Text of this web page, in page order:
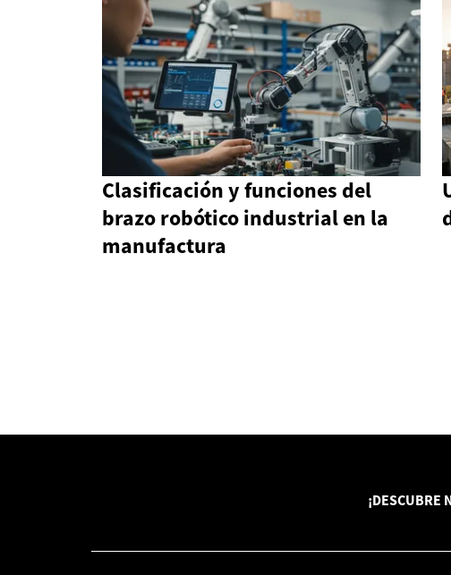
Clasificación y funciones del
brazo robótico industrial en la
manufactura
¡DESCUBRE